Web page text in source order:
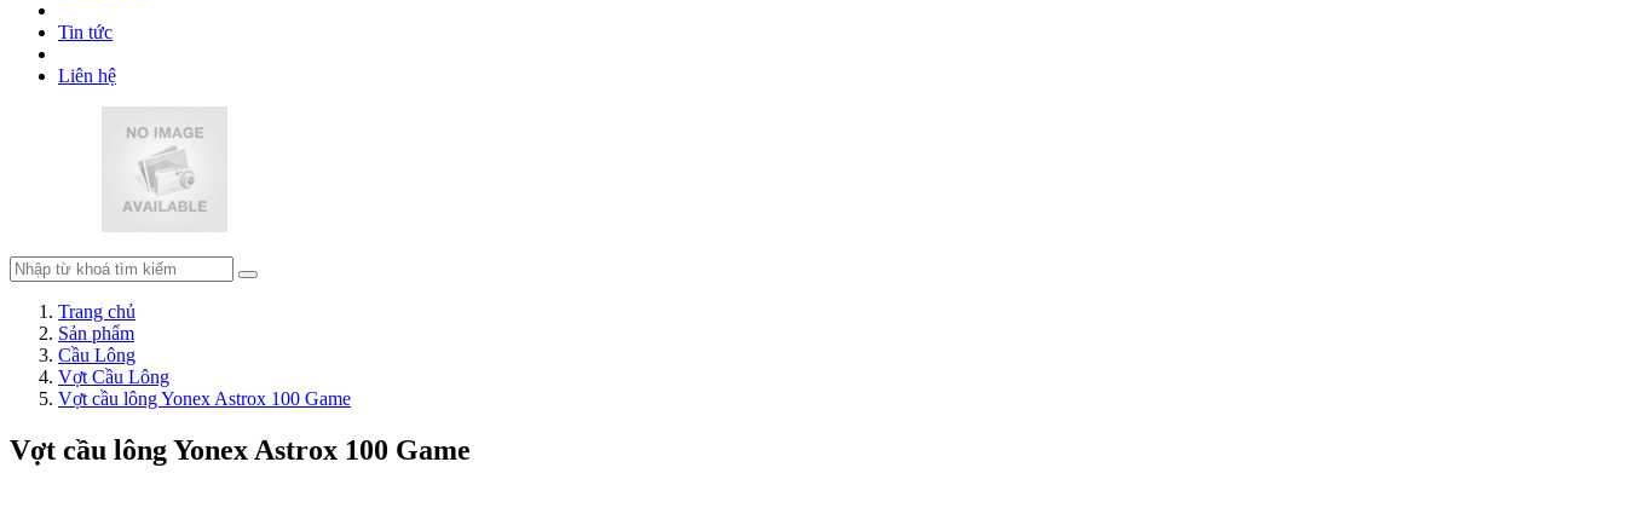
Tin tức
Liên hệ
Trang chủ
Sản phẩm
Cầu Lông
Vợt Cầu Lông
Vợt cầu lông Yonex Astrox 100 Game
Vợt cầu lông Yonex Astrox 100 Game